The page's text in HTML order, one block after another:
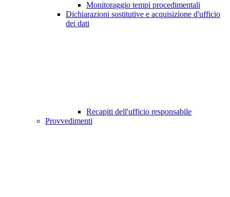
Monitoraggio tempi procedimentali
Dichiarazioni sostitutive e acquisizione d'ufficio
dei dati
Recapiti dell'ufficio responsabile
Provvedimenti